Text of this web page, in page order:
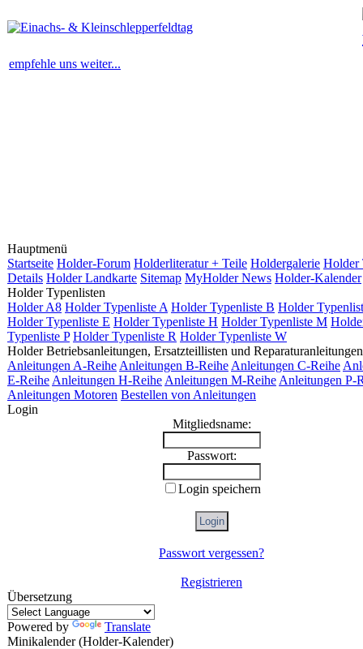
empfehle uns weiter...
Hauptmenü
Startseite Holder-Forum Holderliteratur + Teile Holdergalerie Holder
Details Holder Landkarte Sitemap MyHolder News Holder-Kalender
Holder Typenlisten
Holder A8 Holder Typenliste A Holder Typenliste B Holder
Holder Typenliste E Holder Typenliste H Holder Typenliste M
Typenliste P Holder Typenliste R Holder Typenliste W
Holder Betriebsanleitungen, Ersatzteillisten und Reparaturanleitungen
Anleitungen A-Reihe Anleitungen B-Reihe Anleitungen C-Reihe
E-Reihe Anleitungen H-Reihe Anleitungen M-Reihe Anleitungen P-
Anleitungen Motoren Bestellen von Anleitungen
Login
Mitgliedsname:
Passwort:
Login speichern
Passwort vergessen?
Registrieren
Übersetzung
Powered by
Translate
Minikalender (Holder-Kalender)